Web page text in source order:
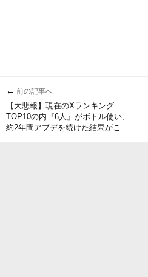
← 前の記事へ
【大悲報】現在のXランキング
TOP10の内『6人』がボトル使い、
約2年間アプデを続けた結果がこれ